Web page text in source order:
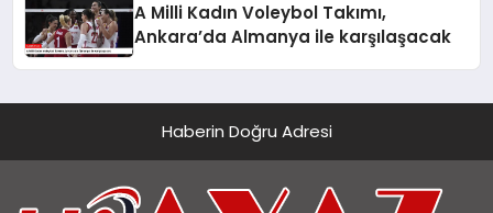
A Milli Kadın Voleybol Takımı,
Ankara’da Almanya ile karşılaşacak
Haberin Doğru Adresi